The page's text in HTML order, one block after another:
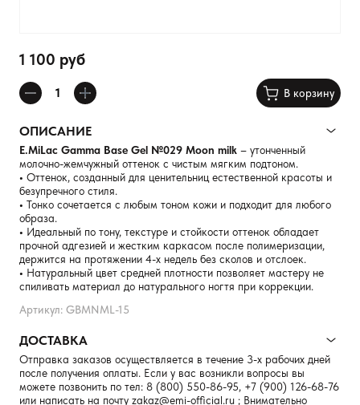
1 100 руб
В корзину
ОПИСАНИЕ
E.MiLac Gamma Base Gel №029 Moon milk – утонченный
молочно-жемчужный оттенок с чистым мягким подтоном.
• Оттенок, созданный для ценительниц естественной красоты и
безупречного стиля.
• Тонко сочетается с любым тоном кожи и подходит для любого
образа.
• Идеальный по тону, текстуре и стойкости оттенок обладает
прочной адгезией и жестким каркасом после полимеризации,
держится на протяжении 4-х недель без сколов и отслоек.
• Натуральный цвет средней плотности позволяет мастеру не
спиливать материал до натурального ногтя при коррекции.
Артикул: GBMNML-15
ДОСТАВКА
Отправка заказов осуществляется в течение 3-х рабочих дней
после получения оплаты. Если у вас возникли вопросы вы
можете позвонить по тел: 8 (800) 550-86-95, +7 (900) 126-68-76
или написать на почту zakaz@emi-official.ru ; Внимательно